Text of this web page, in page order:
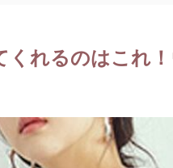
くれるのはこれ